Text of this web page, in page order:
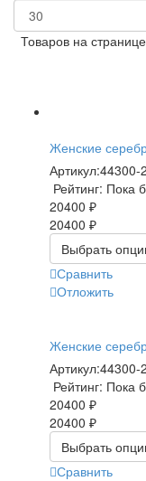
Товаров на странице
Женские
Артикул:44300-
Рейтинг: Пока
20400 ₽
20400 ₽
Выбрать
Сравнить
Отложить
Женские
Артикул:44300-
Рейтинг: Пока
20400 ₽
20400 ₽
Выбрать
Сравнить